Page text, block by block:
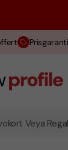
Prisgaranti
Veya